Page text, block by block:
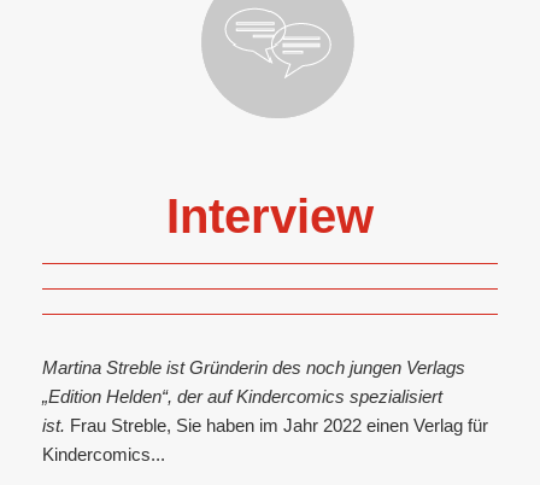
Interview
Martina Streble ist Gründerin des noch jungen Verlags
„Edition Helden“, der auf Kindercomics spezialisiert
ist. Frau Streble, Sie haben im Jahr 2022 einen Verlag für
Kindercomics...